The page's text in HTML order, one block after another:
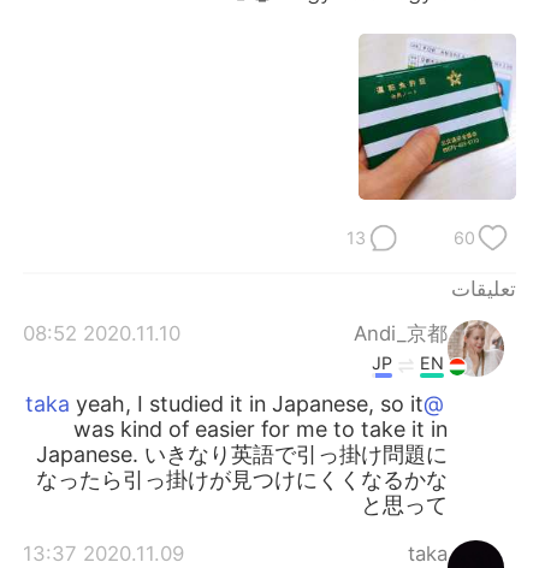
60
13
تعليقات
Andi_京都
2020.11.10 08:52
EN
JP
@taka
yeah, I studied it in Japanese, so it
was kind of easier for me to take it in
Japanese. いきなり英語で引っ掛け問題に
なったら引っ掛けが見つけにくくなるかな
と思って
taka
2020.11.09 13:37